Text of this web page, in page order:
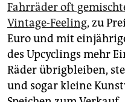
Fahrräder oft
Vintage-Feeling, zu
Euro und mit
des Upcyclings mehr
Räder übrigbleiben,
und sogar kleine